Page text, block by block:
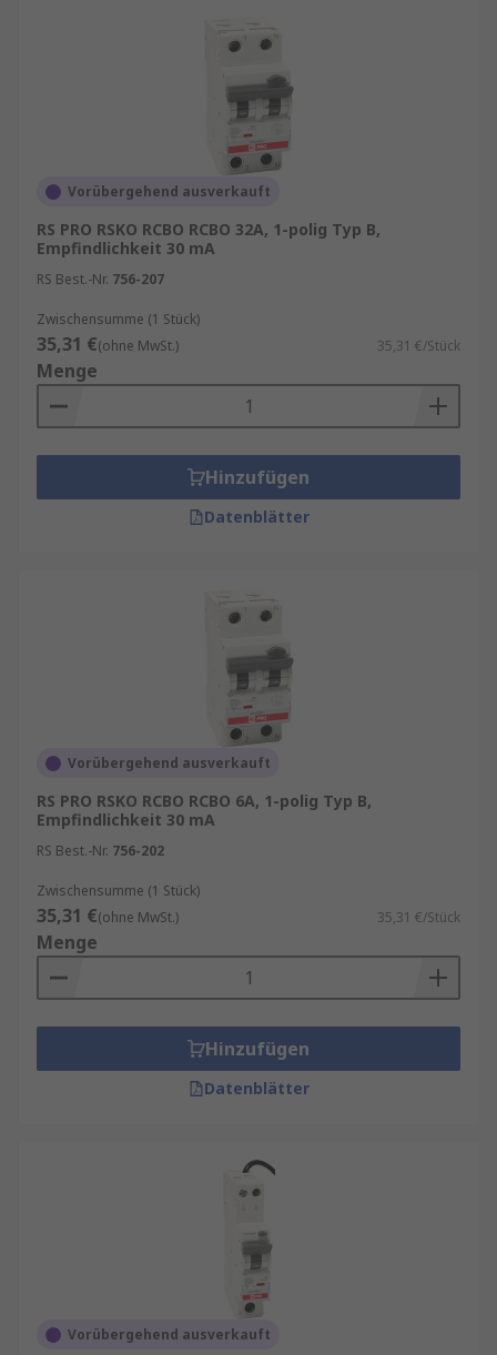
Vorübergehend ausverkauft
RS PRO RSKO RCBO RCBO 32A, 1-polig Typ B,
Empfindlichkeit 30 mA
RS Best.-Nr. 756-207
Zwischensumme (1 Stück)
35,31 €(ohne MwSt.) 35,31 €/Stück
Menge
Hinzufügen
Datenblätter
Vorübergehend ausverkauft
RS PRO RSKO RCBO RCBO 6A, 1-polig Typ B,
Empfindlichkeit 30 mA
RS Best.-Nr. 756-202
Zwischensumme (1 Stück)
35,31 €(ohne MwSt.) 35,31 €/Stück
Menge
Hinzufügen
Datenblätter
Vorübergehend ausverkauft